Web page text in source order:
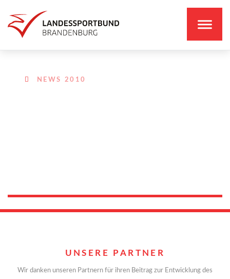
NEWS 2010
UNSERE PARTNER
Wir danken unseren Partnern für ihren Beitrag zur Entwicklung des